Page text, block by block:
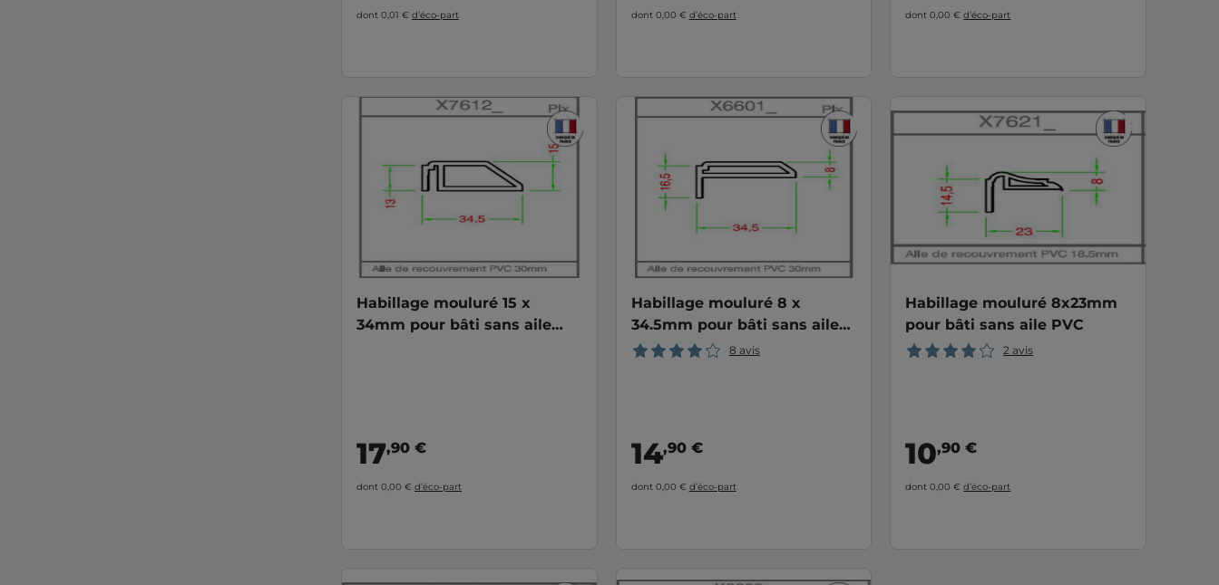
dont 0,01 € d’éco-part dont 0,00 € d’éco-part dont 0,00 €d’éco-part
Habillage mouluré 15 x
34mm pour bâti sans aile
17,90 €
dont 0,00 € d’éco-part
Habillage mouluré 8 x
34.5mm pour bâti sans aile
PVC
8 avis
14,90 €
dont 0,00 € d’éco-part
Habillage mouluré 8x23mm
pour bâti sans aile PVC
2 avis
10,90 €
dont 0,00 €d’éco-part